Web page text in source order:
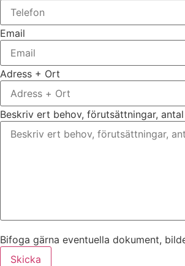
Email
Adress + Ort
Beskriv ert behov, förutsättningar,
Bifoga gärna eventuella dokument,
Skicka